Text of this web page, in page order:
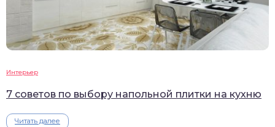
Интерьер
7 советов по выбору напольной плитки на кухню
Читать далее